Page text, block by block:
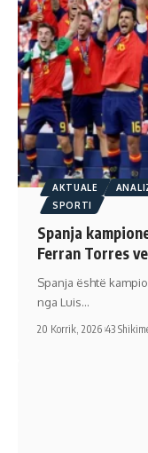
AKTUALE
SPORTI
Spanja
Ferran Torres
Spanja është
nga Luis…
20 Korrik, 2026 43